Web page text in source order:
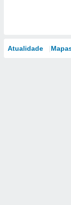
Atualidade